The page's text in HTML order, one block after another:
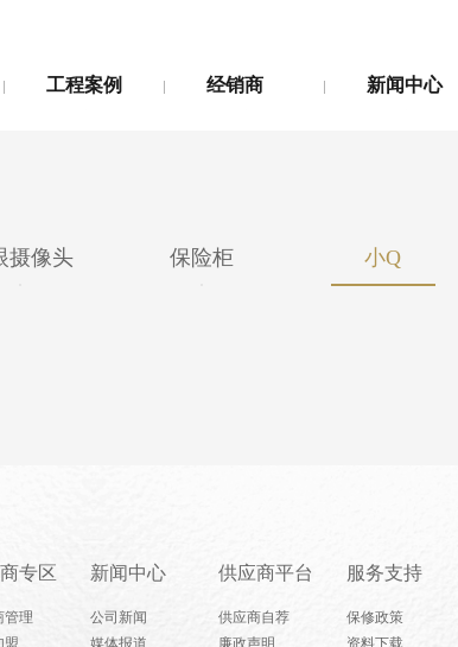
工程案例 经销商 新闻中心
摄像头 保险柜 小Q
服务支持
保修政策
资料下载
供应商平台
供应商自荐
廉政声明
新闻中心
公司新闻
媒体报道
专区
管理
盟